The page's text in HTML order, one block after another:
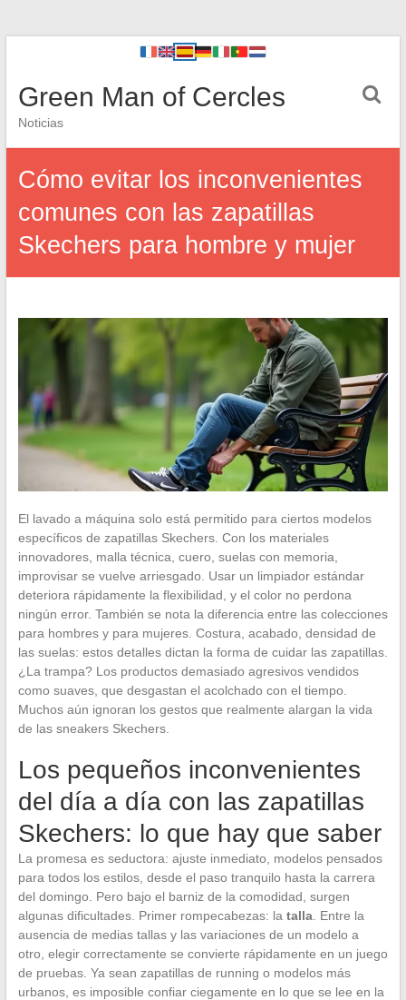
Green Man of Cercles
Noticias
Cómo evitar los inconvenientes
comunes con las zapatillas
Skechers para hombre y mujer
El lavado a máquina solo está permitido para ciertos modelos
específicos de zapatillas Skechers. Con los materiales
innovadores, malla técnica, cuero, suelas con memoria,
improvisar se vuelve arriesgado. Usar un limpiador estándar
deteriora rápidamente la flexibilidad, y el color no perdona
ningún error. También se nota la diferencia entre las colecciones
para hombres y para mujeres. Costura, acabado, densidad de
las suelas: estos detalles dictan la forma de cuidar las zapatillas.
¿La trampa? Los productos demasiado agresivos vendidos
como suaves, que desgastan el acolchado con el tiempo.
Muchos aún ignoran los gestos que realmente alargan la vida
de las sneakers Skechers.
Los pequeños inconvenientes
del día a día con las zapatillas
Skechers: lo que hay que saber
La promesa es seductora: ajuste inmediato, modelos pensados
para todos los estilos, desde el paso tranquilo hasta la carrera
del domingo. Pero bajo el barniz de la comodidad, surgen
algunas dificultades. Primer rompecabezas: la talla. Entre la
ausencia de medias tallas y las variaciones de un modelo a
otro, elegir correctamente se convierte rápidamente en un juego
de pruebas. Ya sean zapatillas de running o modelos más
urbanos, es imposible confiar ciegamente en lo que se lee en la